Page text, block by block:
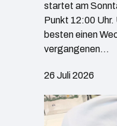
startet am
Punkt 12:00
besten einen
vergangenen…
26 Juli 2026